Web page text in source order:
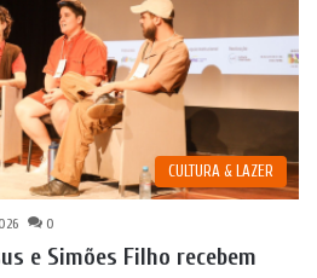
CULTURA & LAZER
0
e Simões Filho recebem